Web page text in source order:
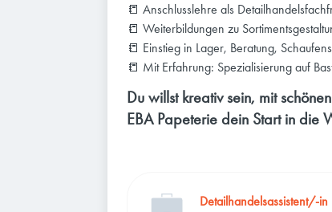
📒 Anschlusslehre als
📒 Weiterbildungen zu
📒 Einstieg in Lager, Beratung,
📒 Mit Erfahrung: Spezialisierung auf
Du willst kreativ sein, mit
EBA Papeterie dein Start in die
Detailhandelsassistent/-in